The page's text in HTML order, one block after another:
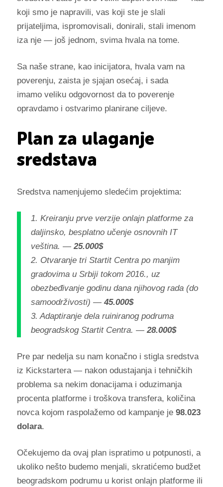
koji smo je napravili, vas koji ste je slali
prijateljima, ispromovisali, donirali, stali imenom
iza nje — još jednom, svima hvala na tome.
Sa naše strane, kao inicijatora, hvala vam na
poverenju, zaista je sjajan osećaj, i sada
imamo veliku odgovornost da to poverenje
opravdamo i ostvarimo planirane ciljeve.
Plan za ulaganje
sredstava
Sredstva namenjujemo sledećim projektima:
1. Kreiranju prve verzije onlajn platforme za
daljinsko, besplatno učenje osnovnih IT
veština. — 25.000$
2. Otvaranje tri Startit Centra po manjim
gradovima u Srbiji tokom 2016., uz
obezbeđivanje godinu dana njihovog rada (do
samoodrživosti) —45.000$
3. Adaptiranje dela ruiniranog podruma
beogradskog Startit Centra. — 28.000$
Pre par nedelja su nam konačno i stigla sredstva
iz Kickstartera — nakon odustajanja i tehničkih
problema sa nekim donacijama i oduzimanja
procenta platforme i troškova transfera, količina
novca kojom raspolažemo od kampanje je 98.023
dolara.
Očekujemo da ovaj plan ispratimo u potpunosti, a
ukoliko nešto budemo menjali, skratićemo budžet
beogradskom podrumu u korist onlajn platforme ili